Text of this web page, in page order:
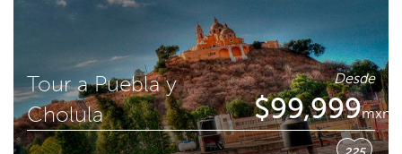
Tour a Puebla y
Cholula
Desde
$99,999mxn